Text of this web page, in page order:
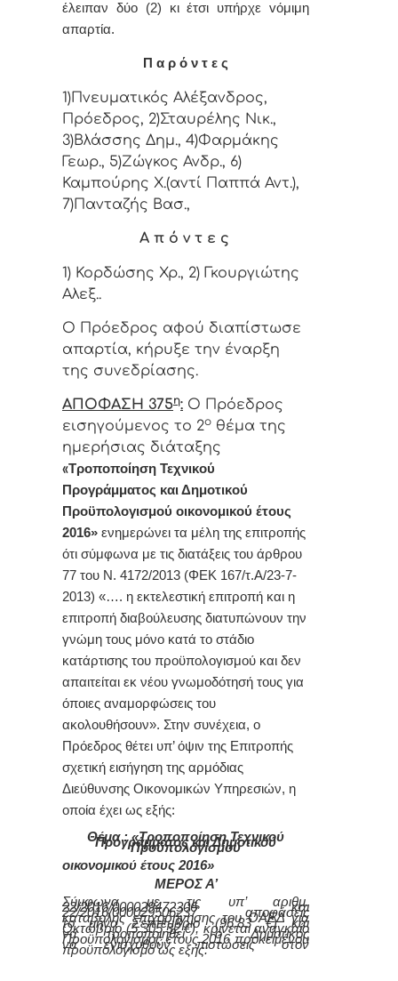
έλειπαν δύο (2) κι έτσι υπήρχε vόμιμη
απαρτία.
Π α ρ ό ν τ ε ς
1)Πνευματικός Αλέξανδρος,
Πρόεδρος, 2)Σταυρέλης Νικ.,
3)Βλάσσης Δημ., 4)Φαρμάκης
Γεωρ., 5)Ζώγκος Ανδρ., 6)
Καμπούρης Χ.(αντί Παππά Αντ.),
7)Πανταζής Βασ.,
Α π ό ν τ ε ς
1) Κορδώσης Χρ., 2) Γκουργιώτης
Αλεξ..
Ο Πρόεδρος αφού διαπίστωσε
απαρτία, κήρυξε την έναρξη
της συνεδρίασης.
ΑΠΟΦΑΣΗ 375η: Ο Πρόεδρος
εισηγούμενος το 2ο θέμα της
ημερήσιας διάταξης
«Τροποποίηση Τεχνικού
Προγράμματος και Δημοτικού
Προϋπολογισμού οικονομικού έτους
2016» ενημερώνει τα μέλη της επιτροπής
ότι σύμφωνα με τις διατάξεις του άρθρου
77 του Ν. 4172/2013 (ΦΕΚ 167/τ.Α/23-7-
2013) «…. η εκτελεστική επιτροπή και η
επιτροπή διαβούλευσης διατυπώνουν την
γνώμη τους μόνο κατά το στάδιο
κατάρτισης του προϋπολογισμού και δεν
απαιτείται εκ νέου γνωμοδότησή τους για
όποιες αναμορφώσεις του
ακολουθήσουν». Στην συνέχεια, ο
Πρόεδρος θέτει υπ’ όψιν της Επιτροπής
σχετική εισήγηση της αρμόδιας
Διεύθυνσης Οικονομικών Υπηρεσιών, η
οποία έχει ως εξής:
Θέμα : «Τροποποίηση Τεχνικού
Προγράμματος και Δημοτικού
Προϋπολογισμού
οικονομικού έτους 2016»
ΜΕΡΟΣ Α’
Σύμφωνα με τις υπ’ αριθμ.
22/2016/000029472306 και
22/2016/000029506237 αποφάσεις
καταβολής επιχορήγησης του ΟΑΕΔ για
το μήνα Σεπτέμβριο (96,83 €) και
Οκτώβριο (5.305,32 €), κρίνεται αναγκαίο
να τροποποιηθεί ο Δημοτικός
Προϋπολογισμός έτους 2016 προκειμένου
ναενισχυθούνπιστώσεις στον
προϋπολογισμό ως εξής: